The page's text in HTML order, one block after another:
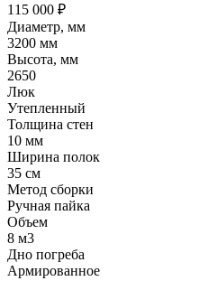
115 000 ₽
Диаметр, мм
3200 мм
Высота, мм
2650
Люк
Утепленный
Толщина стен
10 мм
Ширина полок
35 см
Метод сборки
Ручная пайка
Объем
8 м3
Дно погреба
Армированное